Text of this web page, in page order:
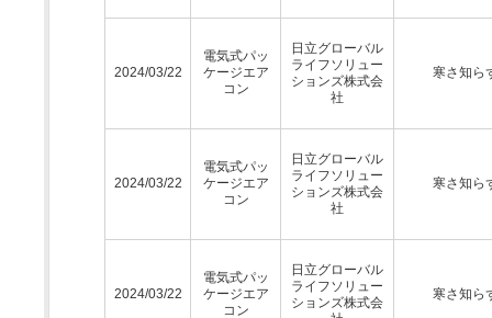
2024/03/22
電気式パッ
ケージエア
コン
日立グローバル
ライフソリュー
ションズ株式会
社
寒さ知ら
2024/03/22
電気式パッ
ケージエア
コン
日立グローバル
ライフソリュー
ションズ株式会
社
寒さ知ら
2024/03/22
電気式パッ
ケージエア
コン
日立グローバル
ライフソリュー
ションズ株式会
寒さ知ら